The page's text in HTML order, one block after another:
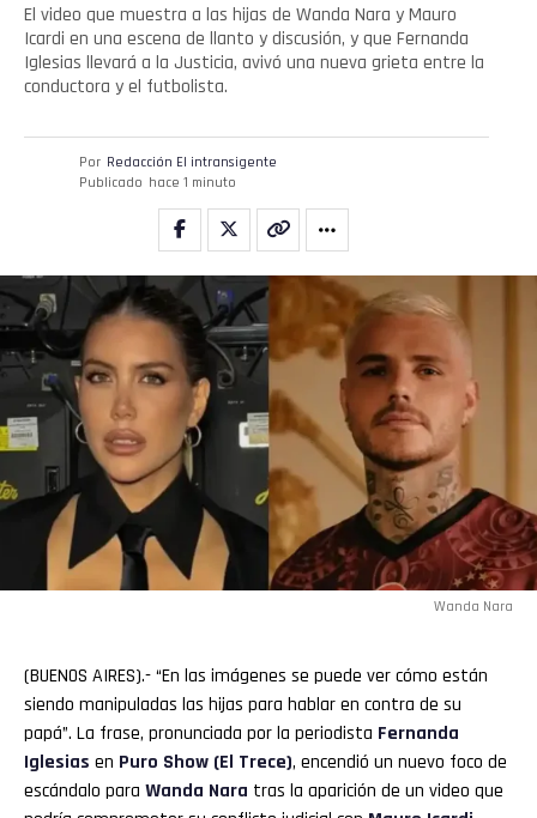
El video que muestra a las hijas de Wanda Nara y Mauro
Icardi en una escena de llanto y discusión, y que Fernanda
Iglesias llevará a la Justicia, avivó una nueva grieta entre la
conductora y el futbolista.
Por Redacción El intransigente
Publicado hace 1 minuto
Wanda Nara
(BUENOS AIRES).- “En las imágenes se puede ver cómo están
siendo manipuladas las hijas para hablar en contra de su
papá”. La frase, pronunciada por la periodista Fernanda
Iglesias en Puro Show (El Trece), encendió un nuevo foco de
escándalo para Wanda Nara tras la aparición de un video que